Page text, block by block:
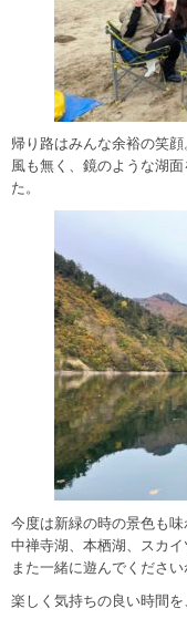
帰り路はみんな余裕の笑顔
風も無く、鏡のような湖
た。
今度は新緑の時の景色も味
中禅寺湖、本栖湖、スカ
また一緒に遊んでください
楽しく気持ちの良い時間